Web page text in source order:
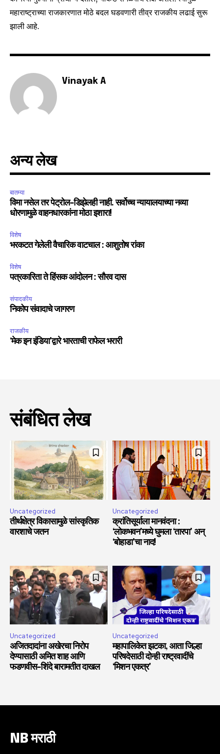
6,300
महाराष्ट्राच्या राजकारणात मोठे बदल घडवणारी तीव्र राजकीय लढाई सुरू
झाली आहे.
Vinayak A
अन्य लेख
बातम्या
विमा नसेल तर पेट्रोल-डिझेलही नाही. सर्वोच्च न्यायालयाच्या नव्या
धोरणामुळे वाहनधारकांना मोठा इशारा!
विशेष
भरकटत गेलेली वैचारिक वाटचाल : आशुतोष रांका
विशेष
पत्रकारिता ते हिंसक आंदोलन : सौरव दास
संपादकीय
निकोप संवादाचे जागरण
राजकीय
‘मेक इन इंडिया’द्वारे भारताची राफेल भरारी
संबंधित लेख
Uncategorized
तीर्थक्षेत्र विकासामुळे सांस्कृतिक
वारशाचे जतन
Uncategorized
क्रांतिसूर्याला मानवंदना :
‘लोकभवन’मध्ये घुमला ‘तारपा’ अन्
‘बोहाडा’चा नाद!
Uncategorized
अजितदादांना अखेरचा निरोप
देण्यासाठी अमित शाह आणि
फडणवीस-शिंदे बारामतीत दाखल
Uncategorized
महापालिकेत झटका, आता जिल्हा
परिषदेसाठी दोन्ही राष्ट्रवादींचे
‘मिशन एकत्र’
NB मराठी